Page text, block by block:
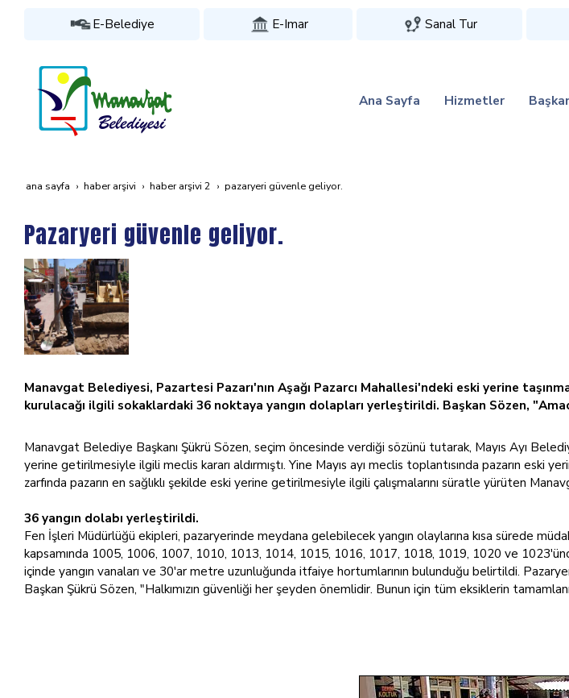
E-Belediye E-Imar Sanal Tur
Ana Sayfa Hizmetler
ana sayfa haber arşivi haber arşivi 2 pazaryeri güvenle geliyor.
Pazaryeri güvenle geliyor.
Manavgat Belediyesi, Pazartesi Pazarı'nın Aşağı Pazarcı Mahallesi'ndeki eski yerine
kurulacağı ilgili sokaklardaki 36 noktaya yangın dolapları yerleştirildi. Başkan Sözen,
Manavgat Belediye Başkanı Şükrü Sözen, seçim öncesinde verdiği sözünü tutarak, Mayıs Ayı
yerine getirilmesiyle ilgili meclis kararı aldırmıştı. Yine Mayıs ayı meclis toplantısında pazarın eski
zarfında pazarın en sağlıklı şekilde eski yerine getirilmesiyle ilgili çalışmalarını süratle yürüten
36 yangın dolabı yerleştirildi.
Fen İşleri Müdürlüğü ekipleri, pazaryerinde meydana gelebilecek yangın olaylarına kısa sürede
kapsamında 1005, 1006, 1007, 1010, 1013, 1014, 1015, 1016, 1017, 1018, 1019, 1020 ve
içinde yangın vanaları ve 30'ar metre uzunluğunda itfaiye hortumlarının bulunduğu belirtildi.
Başkan Şükrü Sözen, "Halkımızın güvenliği her şeyden önemlidir. Bunun için tüm eksiklerin